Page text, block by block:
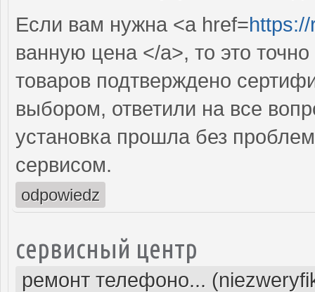
Если вам нужна <a href=
ванную цена </a>, то это
товаров подтверждено
выбором, ответили на все
установка прошла без
сервисом.
odpowiedz
сервисный центр
ремонт телефоно...